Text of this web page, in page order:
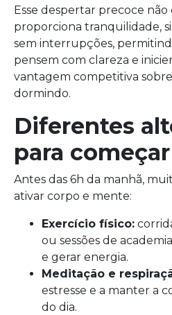
Esse despertar precoce não
proporciona tranquilidade,
sem interrupções,
pensem com clareza e
vantagem competitiva
dormindo.
Diferentes
para
Antes das 6h da manhã,
ativar corpo e mente:
Exercício físico:
ou sessões de
e gerar energia.
Meditação e
estresse e a manter a
do dia.